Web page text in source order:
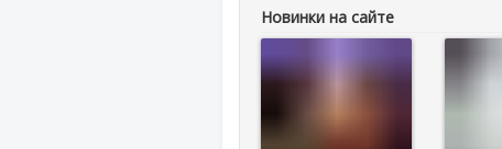
Новинки на сайте